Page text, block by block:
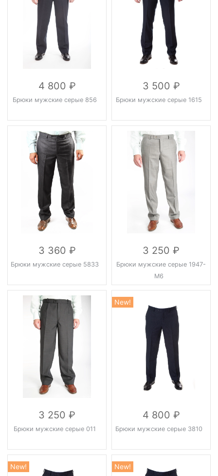
4 800
Брюки мужские серые 856
3 500
Брюки мужские серые 1615
3 360
Брюки мужские серые 5833
3 250
Брюки мужские серые 1947-
М6
3 250
Брюки мужские серые 011
New!
4 800
Брюки мужские серые 3810
New! New!